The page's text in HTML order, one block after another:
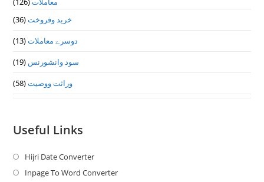
خرید وفروخت(36)
دوسرے معاملات(13)
سود وانشورنس (19)
وراثت ووصيت(58)
Useful Links
Hijri Date ConverterOpens
in
Inpage To Word ConverterOpens